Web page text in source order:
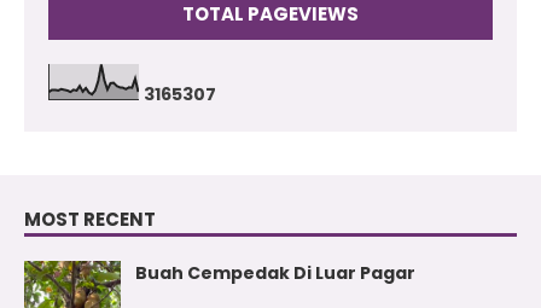
TOTAL PAGEVIEWS
3165307
MOST RECENT
Buah Cempedak Di Luar Pagar